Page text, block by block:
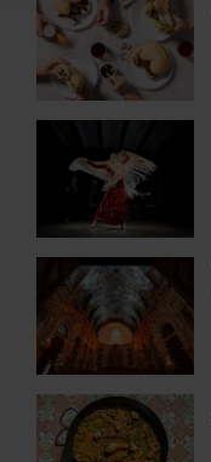
l'art
i
la
tradició
almorzar
prop
del
mar
a
del
millor
flamenc
València
Vine
l’Església
dels
Sants
Joans
a
València
Aprén
a
cuinar